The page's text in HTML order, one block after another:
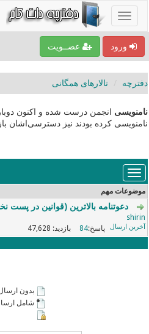
ورود عضــویت
دفترچه تالارهای همگانی
نامنویسی انجمن درست شده و اکنون
نامنویسی کرده بودند نیز دسترسی‌اشان
موضوعات مهم
دعوتنامه بالاترین (قوانین در
shirin
84
بدون
شامل